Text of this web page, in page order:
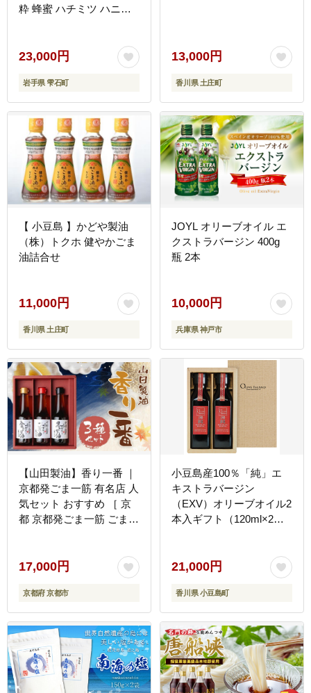
粋 蜂蜜 ハチミツ ハニー
長期保存 産地直送 アカシ
ヤ 野バラ 野薔薇 蜜 みつ
ミツ 人気 稀少 希少 お取
り寄せ プレゼント 贈り物
仕送り 家庭用 自宅用 常
温発送 調味料 隠し味 お
すすめ
23,000円
岩手県 雫石町
13,000円
香川県 土庄町
【 小豆島 】かどや製油
（株）トクホ 健やかごま
油詰合せ
11,000円
香川県 土庄町
JOYL オリーブオイル エ
クストラバージン 400g
瓶 2本
10,000円
兵庫県 神戸市
【山田製油】香り一番 ｜
京都発ごま一筋 有名店 人
気セット おすすめ ［ 京
都 京都発ごま一筋 ごま油
り寄せ ごま 調味料 ピッ
17,000円
京都府 京都市
小豆島産100％「純」エ
キストラバージン
（EXV）オリーブオイル2
本入ギフト（120ml×2
21,000円
香川県 小豆島町